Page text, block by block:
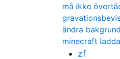
må ikke
ändra
minecraft
zf